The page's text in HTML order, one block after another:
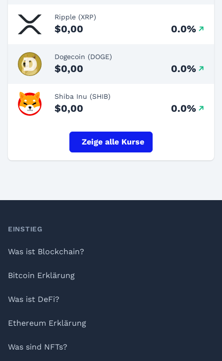
Ripple (XRP)
$0,00 0.0%
Dogecoin (DOGE)
$0,00 0.0%
Shiba Inu (SHIB)
$0,00 0.0%
Zeige alle Kurse
Footer
EINSTIEG
Was ist Blockchain?
Bitcoin Erklärung
Was ist DeFi?
Ethereum Erklärung
Was sind NFTs?